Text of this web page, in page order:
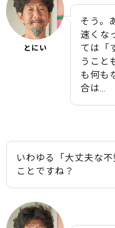
とにい
そう。
速くな
ては「
うこと
も何も
合は…
いわゆる「大丈夫な
ことですね？